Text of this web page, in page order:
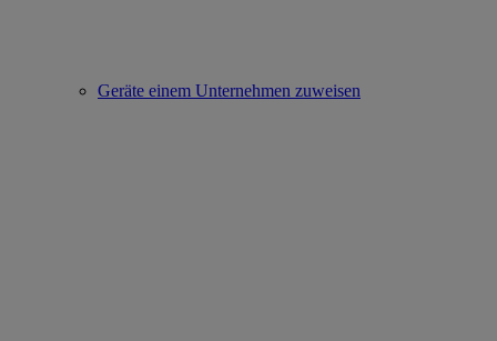
Geräte einem Unternehmen zuweisen